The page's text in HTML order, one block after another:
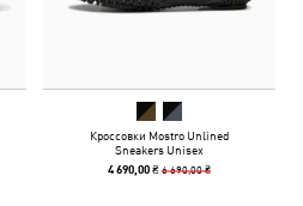
Кроссовки Mostro Unlined
Sneakers Unisex
4 690,00 ₴6 690,00 ₴